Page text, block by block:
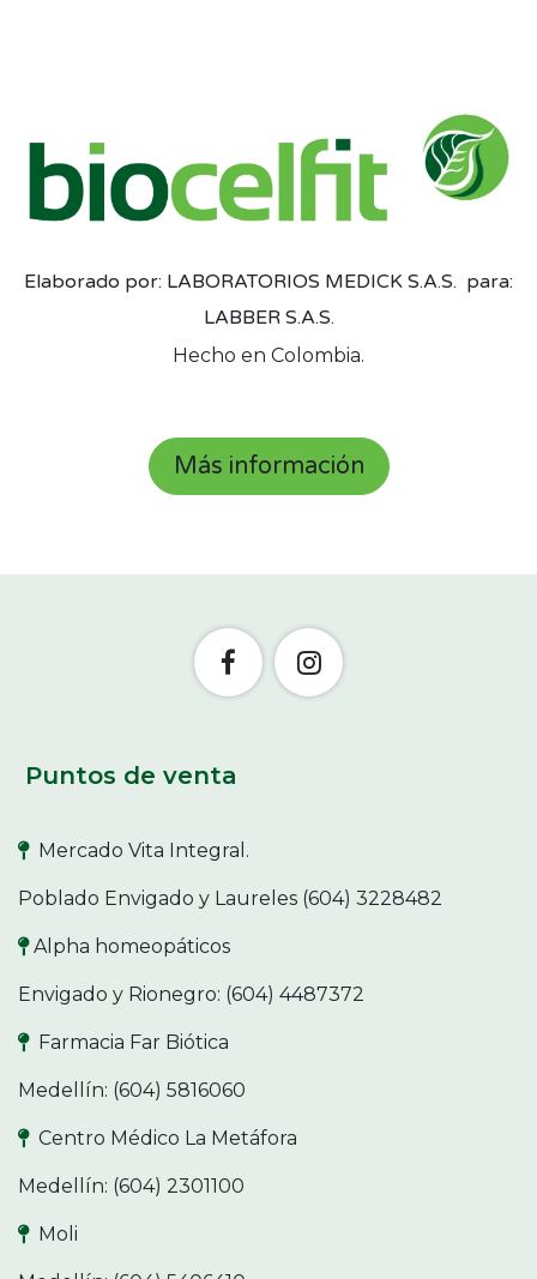
Elaborado por: LABORATORIOS MEDICK S.A.S. para:
LABBER S.A.S.
Hecho en Colombia.
Más información
Puntos de venta
Mercado Vita Integral.
Poblado Envigado y Laureles (604) 3228482
Alpha homeopáticos
Envigado y Rionegro: (604) 4487372
Farmacia Far Biótica
Medellín: (604) 5816060
Centro Médico La Metáfora
Medellín: (604) 2301100
Moli